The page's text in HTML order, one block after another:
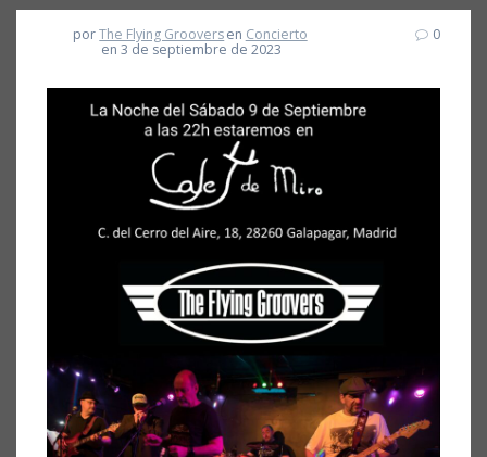
porThe Flying Grooversen Concierto
en 3 de septiembre de 2023
0